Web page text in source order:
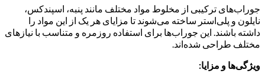
جوراب‌های ترکیبی از مخلوط مواد مختلف مانند پنبه، اسپندکس،
نایلون و پلی‌استر ساخته می‌شوند تا مزایای هر یک از این مواد را
داشته باشند. این جوراب‌ها برای استفاده روزمره و متناسب با نیازهای
مختلف طراحی شده‌اند.
ویژگی‌ها و مزایا: